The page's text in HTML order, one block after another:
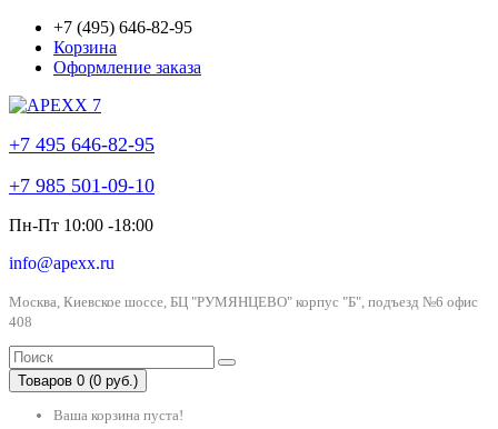
+7 (495) 646-82-95
Корзина
Оформление заказа
+7 495 646-82-95
+7 985 501-09-10
Пн-Пт 10:00 -18:00
info@apexx.ru
Москва, Киевское шоссе, БЦ "РУМЯНЦЕВО" корпус "Б", подъезд №6 офис
408
Товаров 0 (0 руб.)
Ваша корзина пуста!